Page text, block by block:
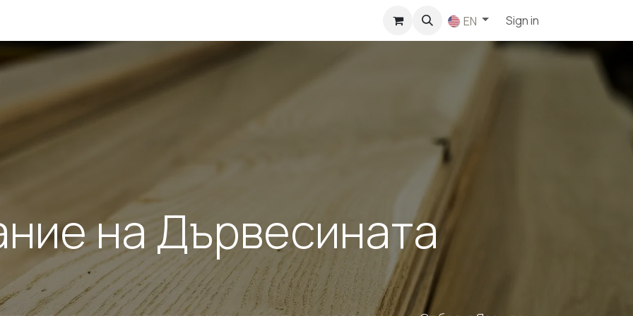
EN Sign in
на Дървесината